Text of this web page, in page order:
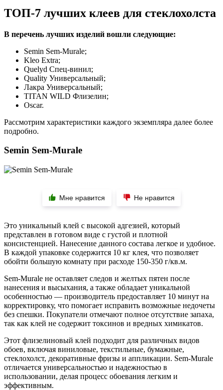
ТОП-7 лучших клеев для стеклохолста
В перечень лучших изделий вошли следующие:
Semin Sem-Murale;
Kleo Extra;
Quelyd Спец-винил;
Quality Универсальный;
Лакра Универсальный;
TITAN WILD Флизелин;
Oscar.
Рассмотрим характеристики каждого экземпляра далее более
подробно.
Semin Sem-Murale
Мне нравится Не нравится
Это уникальный клей с высокой адгезией, который
представлен в готовом виде с густой и плотной
консистенцией. Нанесение данного состава легкое и удобное.
В каждой упаковке содержится 10 кг клея, что позволяет
обойти большую комнату при расходе 150-350 г/кв.м.
Sem-Murale не оставляет следов и желтых пятен после
нанесения и высыхания, а также обладает уникальной
особенностью — производитель предоставляет 10 минут на
корректировку, что помогает исправить возможные недочеты
без спешки. Покупатели отмечают полное отсутствие запаха,
так как клей не содержит токсинов и вредных химикатов.
Этот флизелиновый клей подходит для различных видов
обоев, включая виниловые, текстильные, бумажные,
стеклохолст, декоративные фризы и аппликации. Sem-Murale
отличается универсальностью и надежностью в
использовании, делая процесс обоевания легким и
эффективным.